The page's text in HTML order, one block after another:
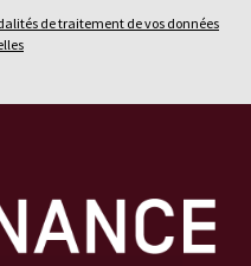
de traitement de vos données